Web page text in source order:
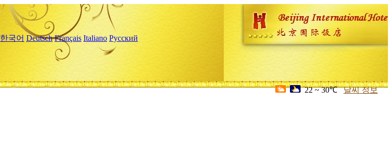
한국어 Deutsch Français Italiano Русский
22 ~ 30℃ 날씨 정보